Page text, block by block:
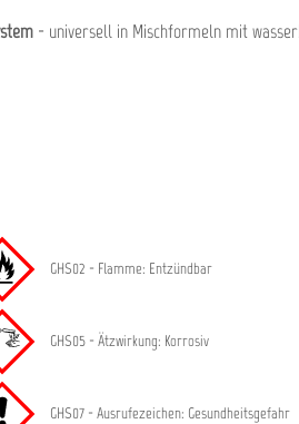
- universell in Mischformeln mit
GHS02 - Flamme: Entzündbar
GHS05 - Ätzwirkung: Korrosiv
GHS07 - Ausrufezeichen: Gesundheitsgefahr